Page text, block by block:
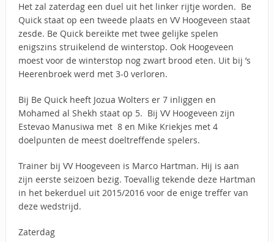
Het zal zaterdag een duel uit het linker rijtje worden. Be
Quick staat op een tweede plaats en VV Hoogeveen staat
zesde. Be Quick bereikte met twee gelijke spelen
enigszins struikelend de winterstop. Ook Hoogeveen
moest voor de winterstop nog zwart brood eten. Uit bij ’s
Heerenbroek werd met 3-0 verloren.
Bij Be Quick heeft Jozua Wolters er 7 inliggen en
Mohamed al Shekh staat op 5. Bij VV Hoogeveen zijn
Estevao Manusiwa met 8 en Mike Kriekjes met 4
doelpunten de meest doeltreffende spelers.
Trainer bij VV Hoogeveen is Marco Hartman. Hij is aan
zijn eerste seizoen bezig. Toevallig tekende deze Hartman
in het bekerduel uit 2015/2016 voor de enige treffer van
deze wedstrijd.
Zaterdag